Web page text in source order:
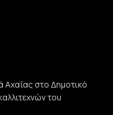
στο Δημοτικό
του